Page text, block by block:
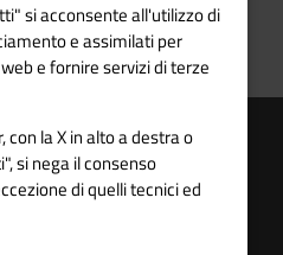
- 38122 Trento
si acconsente all'utilizzo di
e assimilati per
e fornire servizi di terze
la X in alto a destra o
si nega il consenso
di quelli tecnici ed